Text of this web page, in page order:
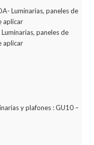
Luminarias, paneles de
aplicar
paneles de
aplicar
y plafones : GU10 –